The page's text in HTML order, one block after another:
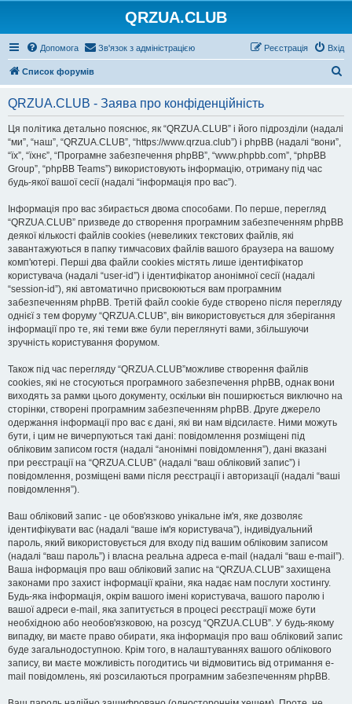
QRZUA.CLUB
Допомога Зв'язок з адміністрацією Вхід
Реєстрація
Список форумів
QRZUA.CLUB - Заява про конфіденційність
Ця політика детально пояснює, як “QRZUA.CLUB” і його підрозділи (надалі
“ми”, “наш”, “QRZUA.CLUB”, “https://www.qrzua.club”) і phpBB (надалі “вони”,
“їх”, “їхнє”, “Програмне забезпечення phpBB”, “www.phpbb.com”, “phpBB
Group”, “phpBB Teams”) використовують інформацію, отриману під час
будь-якої вашої сесії (надалі “інформація про вас”).
Інформація про вас збирається двома способами. По перше, перегляд
“QRZUA.CLUB” призведе до створення програмним забезпеченням phpBB
деякої кількості файлів cookies (невеликих текстових файлів, які
завантажуються в папку тимчасових файлів вашого браузера на вашому
комп'ютері. Перші два файли cookies містять лише ідентифікатор
користувача (надалі “user-id”) і ідентифікатор анонімної сесії (надалі
“session-id”), які автоматично присвоюються вам програмним
забезпеченням phpBB. Третій файл cookie буде створено після перегляду
однієї з тем форуму “QRZUA.CLUB”, він використовується для зберігання
інформації про те, які теми вже були переглянуті вами, збільшуючи
зручність користування форумом.
Також під час перегляду “QRZUA.CLUB”можливе створення файлів
cookies, які не стосуються програмного забезпечення phpBB, однак вони
виходять за рамки цього документу, оскільки він поширюється виключно на
сторінки, створені програмним забезпеченням phpBB. Друге джерело
одержання інформації про вас є дані, які ви нам відсилаєте. Ними можуть
бути, і цим не вичерпуються такі дані: повідомлення розміщені під
обліковим записом гостя (надалі “анонімні повідомлення”), дані вказані
при реєстрації на “QRZUA.CLUB” (надалі “ваш обліковий запис”) і
повідомлення, розміщені вами після реєстрації і авторизації (надалі “ваші
повідомлення”).
Ваш обліковий запис - це обов'язково унікальне ім'я, яке дозволяє
ідентифікувати вас (надалі “ваше ім'я користувача”), індивідуальний
пароль, який використовується для входу під вашим обліковим записом
(надалі “ваш пароль”) і власна реальна адреса e-mail (надалі “ваш e-mail”).
Ваша інформація про ваш обліковий запис на “QRZUA.CLUB” захищена
законами про захист інформації країни, яка надає нам послуги хостингу.
Будь-яка інформація, окрім вашого імені користувача, вашого паролю і
вашої адреси e-mail, яка запитується в процесі реєстрації може бути
необхідною або необов'язковою, на розсуд “QRZUA.CLUB”. У будь-якому
випадку, ви маєте право обирати, яка інформація про ваш обліковий запис
буде загальнодоступною. Крім того, в налаштуваннях вашого облікового
запису, ви маєте можливість погодитись чи відмовитись від отримання e-
mail повідомлень, які розсилаються програмним забезпеченням phpBB.